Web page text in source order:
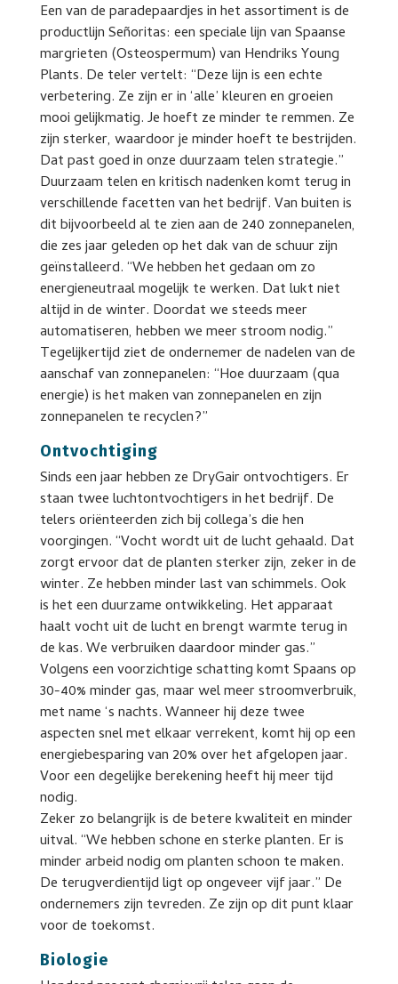
Een van de paradepaardjes in het assortiment is de
productlijn Señoritas: een speciale lijn van Spaanse
margrieten (Osteospermum) van Hendriks Young
Plants. De teler vertelt: “Deze lijn is een echte
verbetering. Ze zijn er in ‘alle’ kleuren en groeien
mooi gelijkmatig. Je hoeft ze minder te remmen. Ze
zijn sterker, waardoor je minder hoeft te bestrijden.
Dat past goed in onze duurzaam telen strategie.”
Duurzaam telen en kritisch nadenken komt terug in
verschillende facetten van het bedrijf. Van buiten is
dit bijvoorbeeld al te zien aan de 240 zonnepanelen,
die zes jaar geleden op het dak van de schuur zijn
geïnstalleerd. “We hebben het gedaan om zo
energieneutraal mogelijk te werken. Dat lukt niet
altijd in de winter. Doordat we steeds meer
automatiseren, hebben we meer stroom nodig.”
Tegelijkertijd ziet de ondernemer de nadelen van de
aanschaf van zonnepanelen: “Hoe duurzaam (qua
energie) is het maken van zonnepanelen en zijn
zonnepanelen te recyclen?”
Ontvochtiging
Sinds een jaar hebben ze DryGair ontvochtigers. Er
staan twee luchtontvochtigers in het bedrijf. De
telers oriënteerden zich bij collega’s die hen
voorgingen. “Vocht wordt uit de lucht gehaald. Dat
zorgt ervoor dat de planten sterker zijn, zeker in de
winter. Ze hebben minder last van schimmels. Ook
is het een duurzame ontwikkeling. Het apparaat
haalt vocht uit de lucht en brengt warmte terug in
de kas. We verbruiken daardoor minder gas.”
Volgens een voorzichtige schatting komt Spaans op
30-40% minder gas, maar wel meer stroomverbruik,
met name ‘s nachts. Wanneer hij deze twee
aspecten snel met elkaar verrekent, komt hij op een
energiebesparing van 20% over het afgelopen jaar.
Voor een degelijke berekening heeft hij meer tijd
nodig.
Zeker zo belangrijk is de betere kwaliteit en minder
uitval. “We hebben schone en sterke planten. Er is
minder arbeid nodig om planten schoon te maken.
De terugverdientijd ligt op ongeveer vijf jaar.” De
ondernemers zijn tevreden. Ze zijn op dit punt klaar
voor de toekomst.
Biologie